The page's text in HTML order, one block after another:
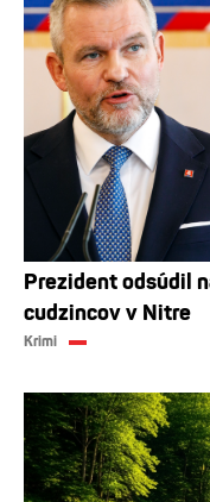
Prezident odsúdil
cudzincov v Nitre
Krimi